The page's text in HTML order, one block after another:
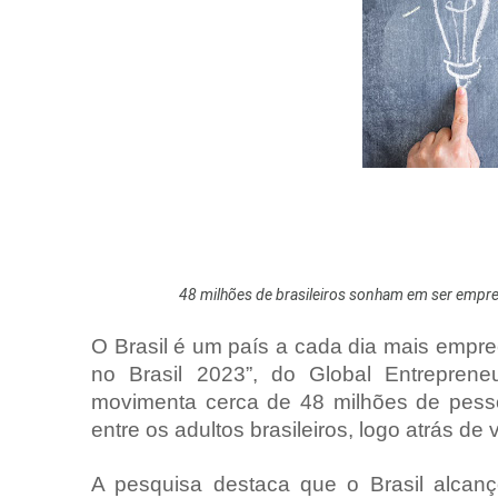
48 milhões de brasileiros sonham em ser
O Brasil é um país a cada dia mais
no Brasil 2023”, do Global
movimenta cerca de 48 milhões de
entre os adultos brasileiros, logo atrás
A pesquisa destaca que o Brasil